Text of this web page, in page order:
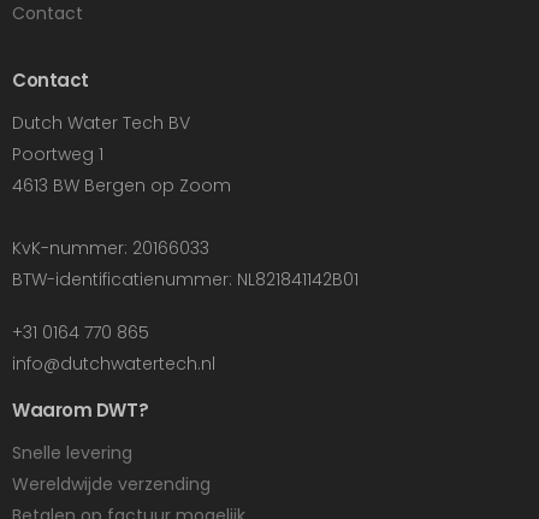
Contact
Contact
Dutch Water Tech BV
Poortweg 1
4613 BW Bergen op Zoom
KvK-nummer: 20166033
BTW-identificatienummer: NL821841142B01
+31 0164 770 865
info@dutchwatertech.nl
Waarom DWT?
Snelle levering
Wereldwijde verzending